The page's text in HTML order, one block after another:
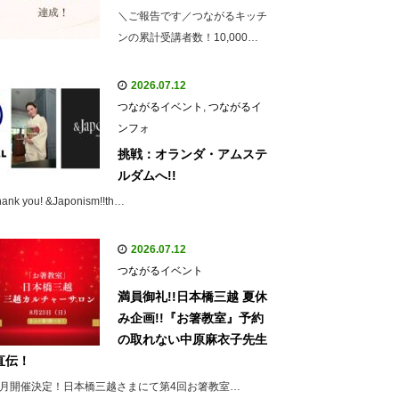
＼ご報告です／つながるキッチ
ンの累計受講者数！10,000…
2026.07.12
つながるイベント ,つながるイ
ンフォ
挑戦：オランダ・アムステ
ルダムへ!!
you! &Japonism!!th…
2026.07.12
つながるイベント
満員御礼!!日本橋三越 夏休
み企画!!『お箸教室』予約
の取れない中原麻衣子先生
伝！
開催決定！日本橋三越さまにて第4回お箸教室…